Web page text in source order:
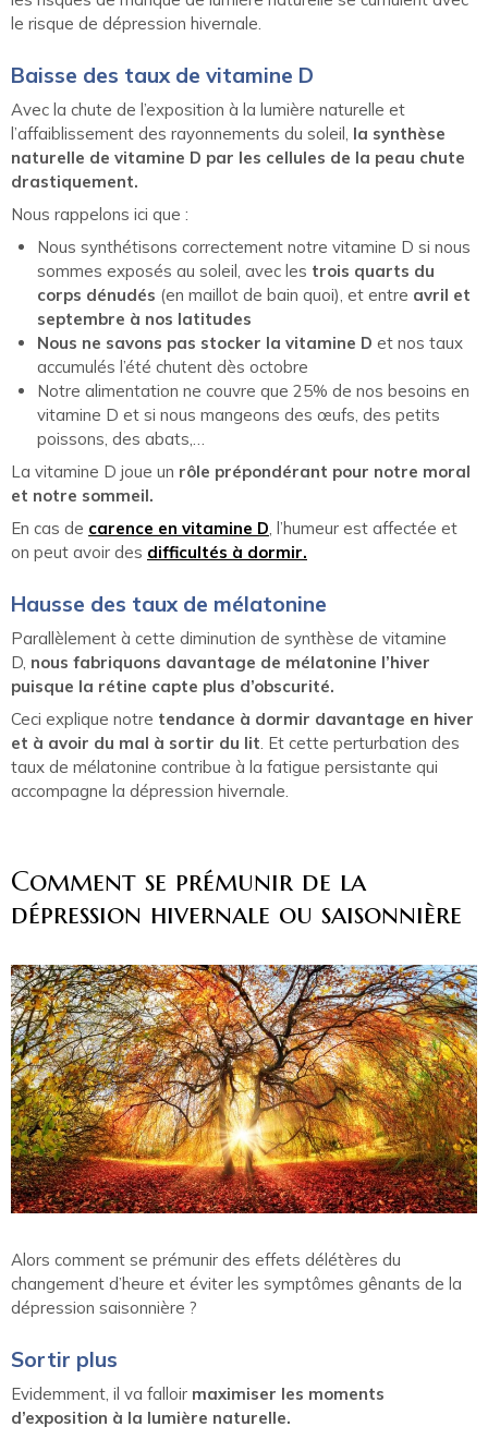
le risque de dépression hivernale.
Baisse des taux de vitamine D
Avec la chute de l’exposition à la lumière naturelle et
l’affaiblissement des rayonnements du soleil, la synthèse
naturelle de vitamine D par les cellules de la peau chute
drastiquement.
Nous rappelons ici que :
Nous synthétisons correctement notre vitamine D si nous
sommes exposés au soleil, avec les trois quarts du
corps dénudés (en maillot de bain quoi), et entre avril et
septembre à nos latitudes
Nous ne savons pas stocker la vitamine D et nos taux
accumulés l’été chutent dès octobre
Notre alimentation ne couvre que 25% de nos besoins en
vitamine D et si nous mangeons des œufs, des petits
poissons, des abats,…
La vitamine D joue un rôle prépondérant pour notre moral
et notre sommeil.
En cas de carence en vitamine D, l’humeur est affectée et
on peut avoir des difficultés à dormir.
Hausse des taux de mélatonine
Parallèlement à cette diminution de synthèse de vitamine
D, nous fabriquons davantage de mélatonine l’hiver
puisque la rétine capte plus d’obscurité.
Ceci explique notre tendance à dormir davantage en hiver
et à avoir du mal à sortir du lit. Et cette perturbation des
taux de mélatonine contribue à la fatigue persistante qui
accompagne la dépression hivernale.
Comment se prémunir de la
dépression hivernale ou saisonnière
Alors comment se prémunir des effets délétères du
changement d’heure et éviter les symptômes gênants de la
dépression saisonnière ?
Sortir plus
Evidemment, il va falloir maximiser les moments
d’exposition à la lumière naturelle.